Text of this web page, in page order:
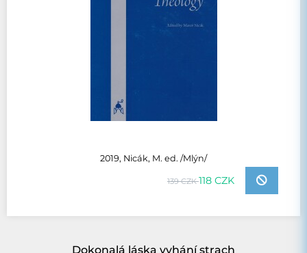
2019, Nicák, M. ed. /Mlýn/
139 CZK118 CZK
Dokonalá láska vyhání strach